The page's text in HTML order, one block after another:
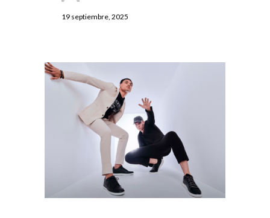
19 septiembre, 2025